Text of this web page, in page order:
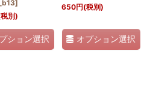
]
別)
ション選択
650円(税別)
オプション選択